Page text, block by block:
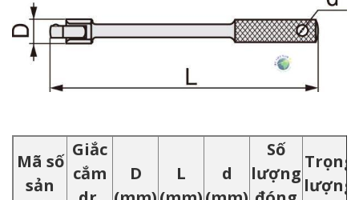
Mã số
sản
Giắc
cắm
D
L
d
Số
lượng
Trọng
lượng